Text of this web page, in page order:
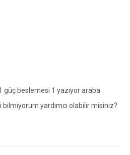
güç beslemesi 1 yazıyor araba
bilmiyorum yardımcı olabilir misiniz?